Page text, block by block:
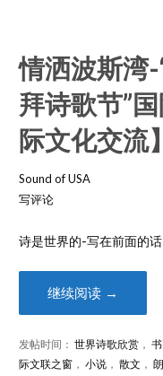
情洒波斯湾
拜诗歌节”
际文化交流】
Sound of USA
写评论
诗是世界的-写在前面的
继续阅读 →
发帖时间： 世界诗歌欣赏，
际文联之窗， 小说， 散文 ，